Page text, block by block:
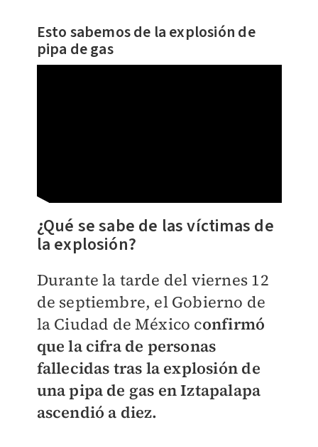
Esto sabemos de la explosión de
pipa de gas
¿Qué se sabe de las víctimas de
la explosión?
Durante la tarde del viernes 12
de septiembre, el Gobierno de
la Ciudad de México confirmó
que la cifra de personas
fallecidas tras la explosión de
una pipa de gas en Iztapalapa
ascendió a diez.